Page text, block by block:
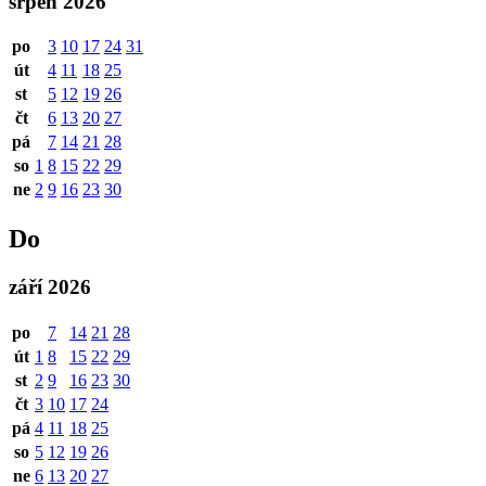
po 3 10 17 24 31
út
4 11 18 25
st
5 12 19 26
čt
6 13 20 27
pá
7 14 21 28
so 1 8 15 22 29
ne 2 9 16 23 30
Do
září 2026
po 7 14 21 28
út 1 8 15 22 29
st 2 9 16 23 30
čt 3 10 17 24
pá 4 11 18 25
so 5 12 19 26
ne 6 13 20 27